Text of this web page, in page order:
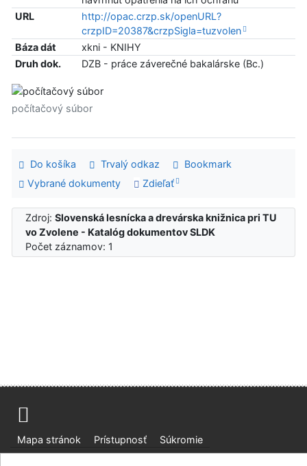
URL
http://opac.crzp.sk/openURL?
crzpID=20387&crzpSigla=tuzvolen
Báza dát
xkni - KNIHY
Druh dok.
DZB - práce záverečné bakalárske (Bc.)
počítačový súbor
Do košíka Trvalý odkaz
Bookmark
Vybrané dokumenty
Zdieľať
Zdroj:Slovenská lesnícka a drevárska knižnica pri TU
vo Zvolene - Katalóg dokumentov SLDK
Počet záznamov: 1
Mapa stránok Prístupnosť
Súkromie